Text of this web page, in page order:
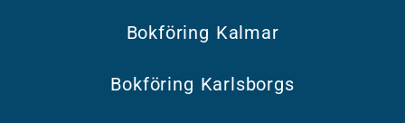
Bokföring Kalmar
Bokföring Karlsborgs